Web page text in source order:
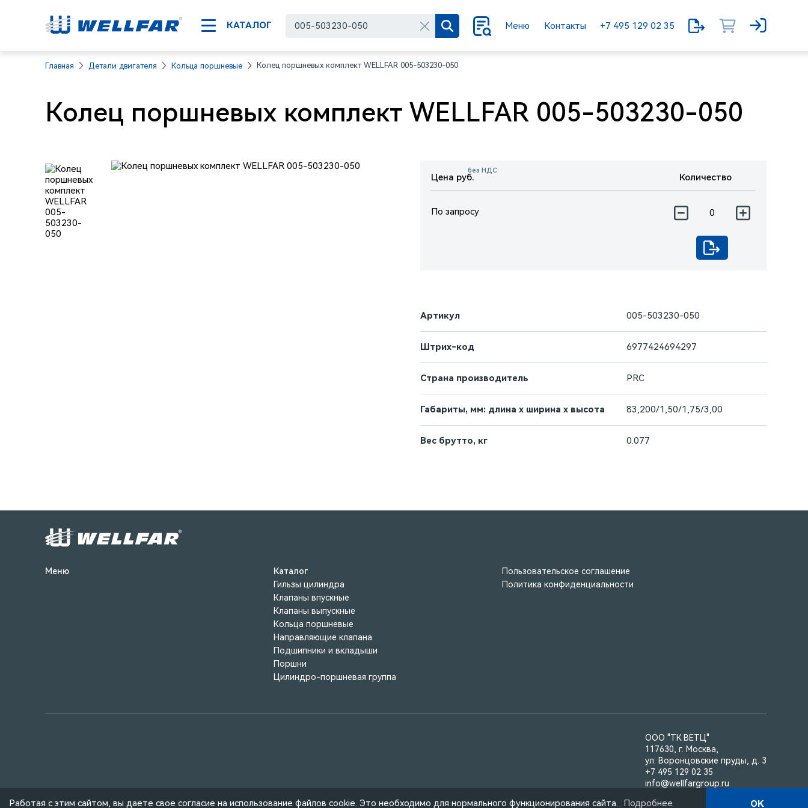
КАТАЛОГ Меню Контакты +7 495 129 02 35
Главная Детали двигателя Кольца поршневые Колец поршневых комплект WELLFAR 005-503230-050
Колец поршневых комплект WELLFAR 005-503230-050
Цена руб.
без НДС
Количество
По запросу
Артикул 005-503230-050
Штрих-код 6977424694297
Страна производитель PRC
Габариты, мм: длина х ширина х высота 83,200/1,50/1,75/3,00
Вес брутто, кг 0.077
Меню
Каталог
Гильзы цилиндра
Клапаны впускные
Клапаны выпускные
Кольца поршневые
Направляющие клапана
Подшипники и вкладыши
Поршни
Цилиндро-поршневая группа
Пользовательское соглашение
Политика конфиденциальности
ООО "ТК ВЕТЦ"
117630, г. Москва,
ул. Воронцовские пруды, д. 3
+7 495 129 02 35
info@wellfargroup.ru
Работая с этим сайтом, вы даете свое согласие на использование файлов cookie. Это необходимо для нормального функционирования сайта. Подробнее OK